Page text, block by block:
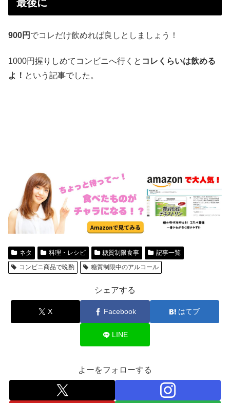
最後に
900円 でコレだけ飲めれば良しとしましょう！
1000円握りしめてコンビニへ行くと コレくらいは飲める
よ！ という記事でした。
ネタ 料理・レシピ 糖質制限食事
記事一覧
コンビニ商品で晩酌
糖質制限中のアルコール
シェアする
X Facebook はてブ
LINE
よーをフォローする